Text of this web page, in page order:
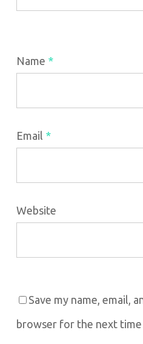
Name *
Email *
Website
Save my name, email,
browser for the next time